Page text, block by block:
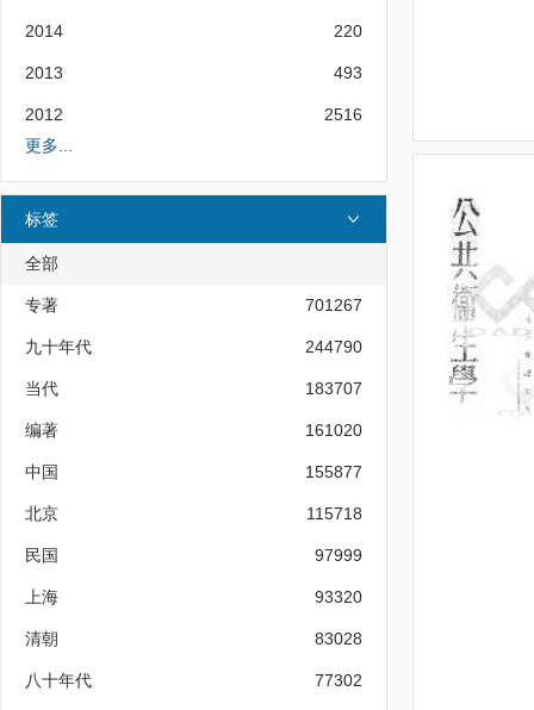
2014 220
2013 493
2012
2516
更多...
标签
全部
专著 701267
九十年代 244790
当代 183707
编著 161020
中国 155877
北京 115718
民国 97999
上海 93320
清朝 83028
八十年代 77302